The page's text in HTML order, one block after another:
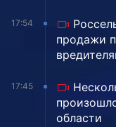
17:54
продажи
17:45
области